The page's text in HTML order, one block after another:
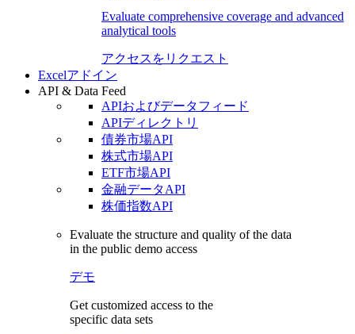
Evaluate comprehensive coverage and advanced
analytical tools
アクセスをリクエスト
Excelアドイン
API & Data Feed
APIおよびデータフィード
APIディレクトリ
債券市場API
株式市場API
ETF市場API
金融データAPI
株価指数API
Evaluate the structure and quality of the data
in the public demo access
デモ
Get customized access to the
specific data sets